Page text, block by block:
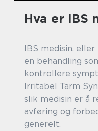
Hva er IBS
IBS medisin,
en behandling
kontrollere
Irritabel Tarm
slik medisin er å
avføring og
generelt.